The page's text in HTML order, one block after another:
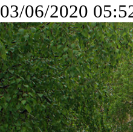
03/06/2020